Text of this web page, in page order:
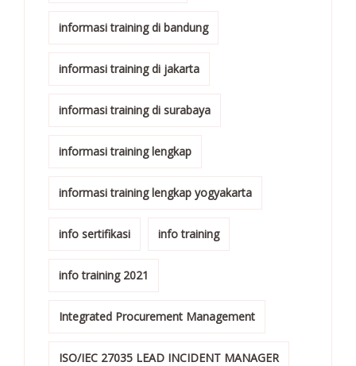
informasi training di bandung
informasi training di jakarta
informasi training di surabaya
informasi training lengkap
informasi training lengkap yogyakarta
info sertifikasi info training
info training 2021
Integrated Procurement Management
ISO/IEC 27035 LEAD INCIDENT MANAGER